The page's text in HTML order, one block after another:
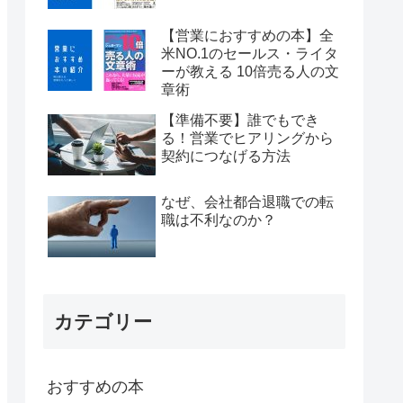
【営業におすすめの本】全
米NO.1のセールス・ライタ
ーが教える 10倍売る人の文
章術
【準備不要】誰でもでき
る！営業でヒアリングから
契約につなげる方法
なぜ、会社都合退職での転
職は不利なのか？
カテゴリー
おすすめの本